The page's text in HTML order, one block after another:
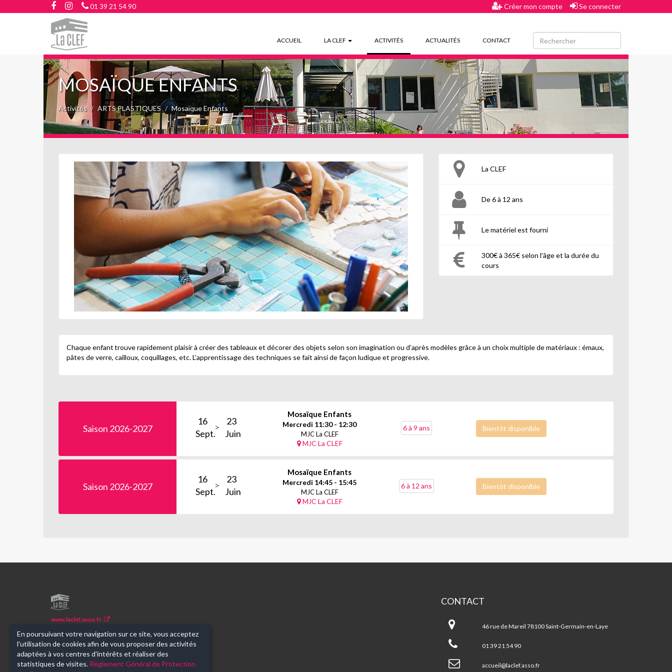
01 39 21 54 90 Créer mon compte Se connecter
ACCUEIL LA CLEF ACTIVITÉS(CURRENT)ACTUALITÉS CONTACT
MOSAÏQUE ENFANTS
Activités ARTS PLASTIQUES Mosaïque Enfants
La CLEF
De 6 à 12 ans
Le matériel est fourni
300€ à 365€ selon l'âge et la durée du
cours
Chaque enfant trouve rapidement plaisir à créer des tableaux et décorer des objets selon son imagination ou d’après modèles grâce à un choix multiple de matériaux : émaux,
pâtes de verre, cailloux, coquillages, etc. L’apprentissage des techniques se fait ainsi de façon ludique et progressive.
Saison 2026-2027
16
Sept.
23
Juin
Mosaïque Enfants
Mercredi 11:30 - 12:30
MJC La CLEF
MJC La CLEF
6 à 9 ans Bientôt disponible
Saison 2026-2027
16
Sept.
23
Juin
Mosaïque Enfants
Mercredi 14:45 - 15:45
MJC La CLEF
MJC La CLEF
6 à 12 ans Bientôt disponible
LA
CLEF
www.laclef.asso.fr
Je m'inscris à la newsletter
CONTACT
CLEF
46 rue de Mareil 78100 Saint-Germain-en-Laye
01 39 21 54 90
accueil@laclef.asso.fr
En poursuivant votre navigation sur ce site, vous acceptez
l'utilisation de cookies afin de vous proposer des activités
adaptées à vos centres d'intérêts et réaliser des
statistiques de visites. Règlement Général de Protection